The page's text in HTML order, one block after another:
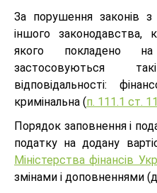
За порушення законів
іншого законодавства,
якого покладено
застосовуються
відповідальності:
кримінальна (п. 111.1 ст.
Порядок заповнення і
податку на додану
Міністерства фінансів
змінами і доповненнями